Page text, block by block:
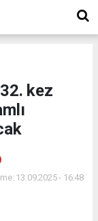
kez
13.09.2025 - 16:48